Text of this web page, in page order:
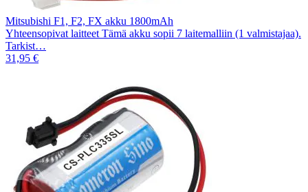
Mitsubishi F1, F2, FX akku 1800mAh
Yhteensopivat laitteet Tämä akku sopii 7 laitemalliin (1 valmistajaa).
Tarkist…
31,95 €